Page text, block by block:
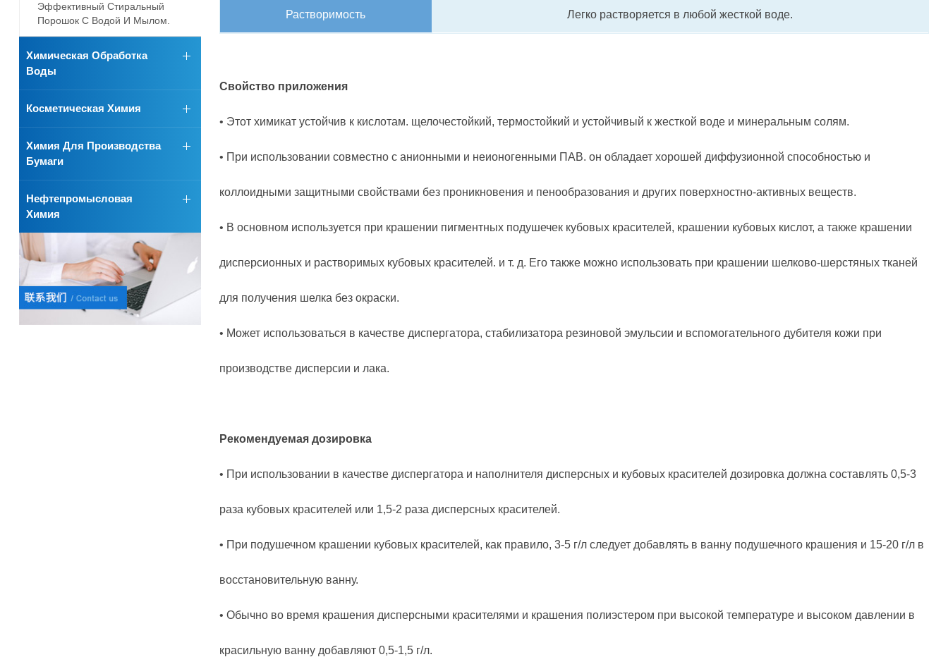
Эффективный Стиральный
Порошок С Водой И Мылом.
Химическая Обработка
Воды
Косметическая Химия
Химия Для Производства
Бумаги
Нефтепромысловая
Химия
Растворимость Легко растворяется в любой жесткой воде.
Свойство приложения
• Этот химикат устойчив к кислотам. щелочестойкий, термостойкий и устойчивый к жесткой воде и минеральным солям.
• При использовании совместно с анионными и неионогенными ПАВ. он обладает хорошей диффузионной способностью и
коллоидными защитными свойствами без проникновения и пенообразования и других поверхностно-активных веществ.
• В основном используется при крашении пигментных подушечек кубовых красителей, крашении кубовых кислот, а также крашении
дисперсионных и растворимых кубовых красителей. и т. д. Его также можно использовать при крашении шелково-шерстяных тканей
для получения шелка без окраски.
• Может использоваться в качестве диспергатора, стабилизатора резиновой эмульсии и вспомогательного дубителя кожи при
производстве дисперсии и лака.
Рекомендуемая дозировка
• При использовании в качестве диспергатора и наполнителя дисперсных и кубовых красителей дозировка должна составлять 0,5-3
раза кубовых красителей или 1,5-2 раза дисперсных красителей.
• При подушечном крашении кубовых красителей, как правило, 3-5 г/л следует добавлять в ванну подушечного крашения и 15-20 г/л в
восстановительную ванну.
• Обычно во время крашения дисперсными красителями и крашения полиэстером при высокой температуре и высоком давлении в
красильную ванну добавляют 0,5-1,5 г/л.